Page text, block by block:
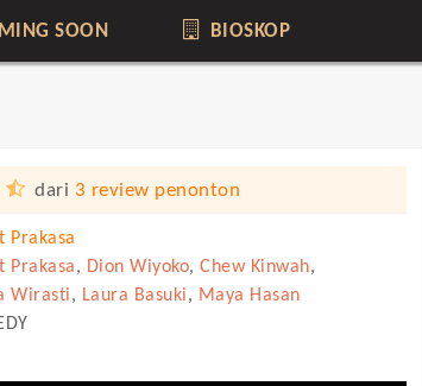
SOON BIOSKOP
dari 3 review penonton
Prakasa
Prakasa, Dion Wiyoko, Chew Kinwah,
Wirasti, Laura Basuki, Maya Hasan